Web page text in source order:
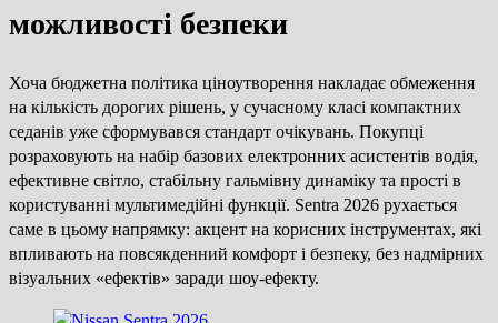
можливості безпеки
Хоча бюджетна політика ціноутворення накладає обмеження
на кількість дорогих рішень, у сучасному класі компактних
седанів уже сформувався стандарт очікувань. Покупці
розраховують на набір базових електронних асистентів водія,
ефективне світло, стабільну гальмівну динаміку та прості в
користуванні мультимедійні функції. Sentra 2026 рухається
саме в цьому напрямку: акцент на корисних інструментах, які
впливають на повсякденний комфорт і безпеку, без надмірних
візуальних «ефектів» заради шоу-ефекту.